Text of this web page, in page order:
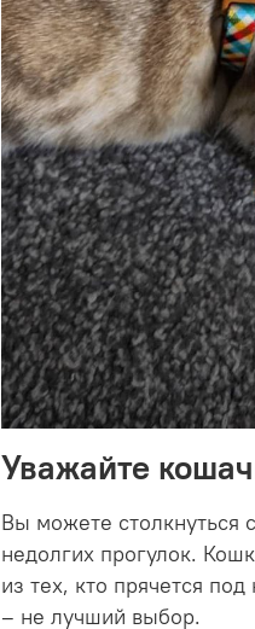
Уважайте
Вы можете столкнуться
недолгих прогулок.
из тех, кто прячется
– не лучший выбор.